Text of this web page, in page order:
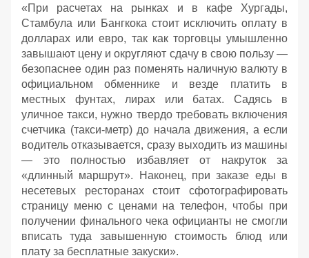
«При расчетах на рынках и в кафе Хургады,
Стамбула или Бангкока стоит исключить оплату в
долларах или евро, так как торговцы умышленно
завышают цену и округляют сдачу в свою пользу —
безопаснее один раз поменять наличную валюту в
официальном обменнике и везде платить в
местных фунтах, лирах или батах. Садясь в
уличное такси, нужно твердо требовать включения
счетчика (такси-метр) до начала движения, а если
водитель отказывается, сразу выходить из машины
— это полностью избавляет от накруток за
«длинный маршрут». Наконец, при заказе еды в
несетевых ресторанах стоит сфотографировать
страницу меню с ценами на телефон, чтобы при
получении финального чека официанты не смогли
вписать туда завышенную стоимость блюд или
плату за бесплатные закуски».